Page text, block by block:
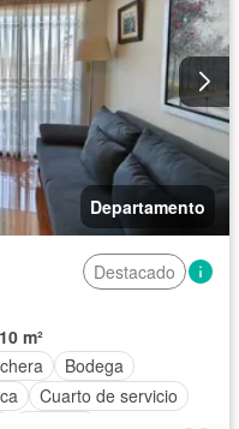
Departamento
Destacado
m²
Bodega
Cuarto de servicio